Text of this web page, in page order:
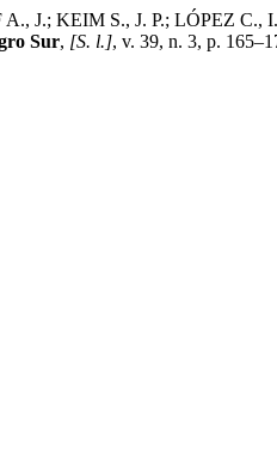
J.; KEIM S., J. P.; LÓPEZ
Sur, [S. l.], v. 39, n. 3, p.